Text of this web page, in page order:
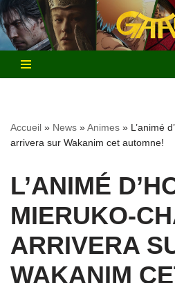
Aller
au
contenu
Accueil » News »Animes » L’animé
arrivera sur Wakanim cet automne!
L’ANIMÉ
MIERUKO-
ARRIVERA
WAKANIM